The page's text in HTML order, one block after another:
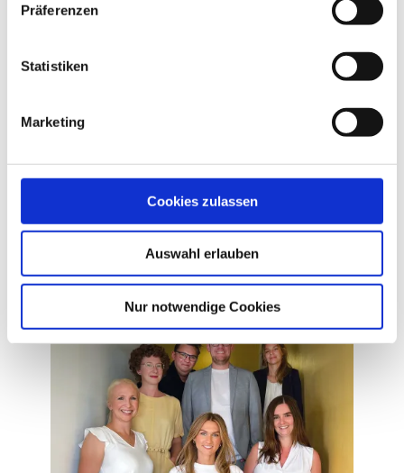
Präferenzen
Statistiken
Marketing
Cookies zulassen
Auswahl erlauben
Nur notwendige Cookies
Dozentin an der Fielmann Akademie.
Die Veranstaltung ist
. Sie beginnt um
18:30 Uhr und endet voraussichtlich gegen 20:10 Uhr.
Zur Anmeldung
Geschrieben von